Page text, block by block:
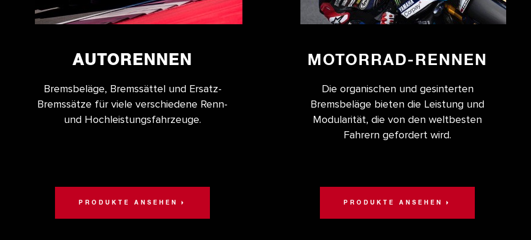
AUTORENNEN
Bremsbeläge, Bremssättel und Ersatz-
Bremssätze für viele verschiedene Renn-
und Hochleistungsfahrzeuge.
PRODUKTE ANSEHEN
MOTORRAD-RENNEN
Die organischen und gesinterten
Bremsbeläge bieten die Leistung und
Modularität, die von den weltbesten
Fahrern gefordert wird.
PRODUKTE ANSEHEN